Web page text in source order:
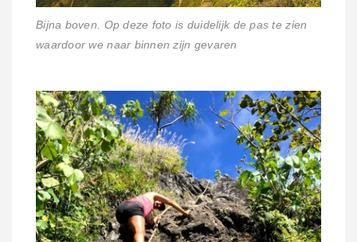
Bijna boven. Op deze foto is duidelijk de pas te zien
waardoor we naar binnen zijn gevaren